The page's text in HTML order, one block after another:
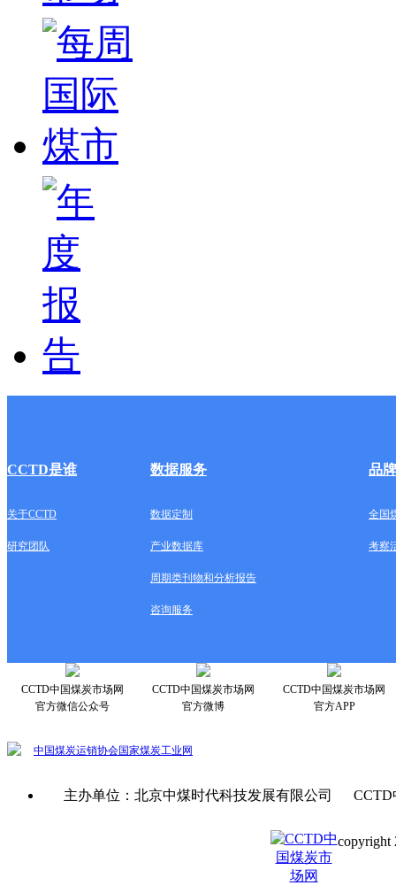
CCTD是谁 数据服务 品
关于CCTD 数据定制 全国
研究团队 产业数据库 考察
周期类刊物和分析报告
咨询服务
CCTD中国煤炭市场网
官方微信公众号
CCTD中国煤炭市场网
官方微博
CCTD中国煤炭市场网
官方APP
中国煤炭运销协会国家煤炭工业网
主办单位：北京中煤时代科技发展有限公司
copyright